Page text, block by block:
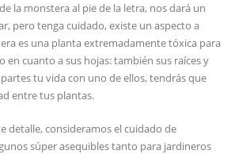
la monstera al pie de la letra, nos dará un
pero tenga cuidado, existe un aspecto a
es una planta extremadamente tóxica para
en cuanto a sus hojas: también sus raíces y
tu vida con uno de ellos, tendrás que
entre tus plantas.
detalle, consideramos el cuidado de
súper asequibles tanto para jardineros